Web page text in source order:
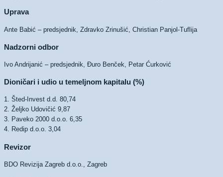
Uprava
Ante Babić – predsjednik, Zdravko Zrinušić, Christian Panjol-Tuflija
Nadzorni odbor
Ivo Andrijanić – predsjednik, Đuro Benček, Petar Ćurković
Dioničari i udio u temeljnom kapitalu (%)
1. Šted-Invest d.d. 80,74
2. Željko Udovičić 9,87
3. Paveko 2000 d.o.o. 6,35
4. Redip d.o.o. 3,04
Revizor
BDO Revizija Zagreb d.o.o., Zagreb